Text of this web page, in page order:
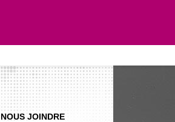
NOUS JOINDRE